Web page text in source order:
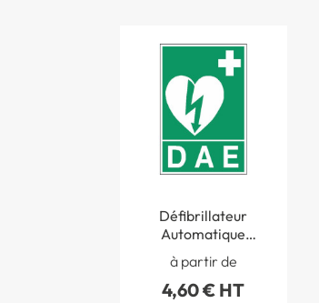
Défibrillateur
Automatique
Externe - Modèle 2
de l´Arrêté du 29
octobre 2019 - STF
à partir de
4,60 € HT